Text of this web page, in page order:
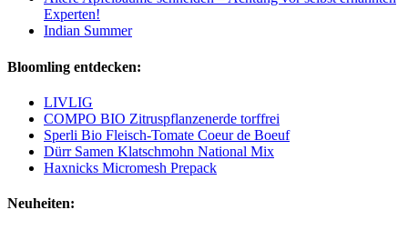
Experten!
Indian Summer
Bloomling entdecken:
LIVLIG
COMPO BIO Zitruspflanzenerde torffrei
Sperli Bio Fleisch-Tomate Coeur de Boeuf
Dürr Samen Klatschmohn National Mix
Haxnicks Micromesh Prepack
Neuheiten: